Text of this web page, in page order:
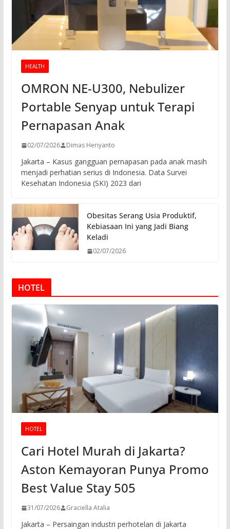
HEALTH
OMRON NE-U300, Nebulizer
Portable Senyap untuk Terapi
Pernapasan Anak
02/07/2026 Dimas Heriyanto
Jakarta – Kasus gangguan pernapasan pada anak masih
menjadi perhatian serius di Indonesia. Data Survei
Kesehatan Indonesia (SKI) 2023 dari
Obesitas Serang Usia Produktif,
Kebiasaan Ini yang Jadi Biang
Keladi
02/07/2026
HOTEL
HOTEL
Cari Hotel Murah di Jakarta?
Aston Kemayoran Punya Promo
Best Value Stay 505
31/07/2026 Graciella Atalia
Jakarta – Persaingan industri perhotelan di Jakarta